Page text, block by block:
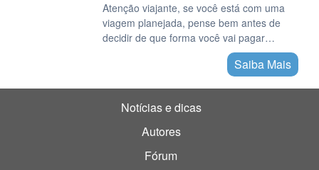
Atenção viajante, se você está com uma
viagem planejada, pense bem antes de
decidir de que forma você vai pagar…
Saiba Mais
Notícias e dicas
Autores
Fórum